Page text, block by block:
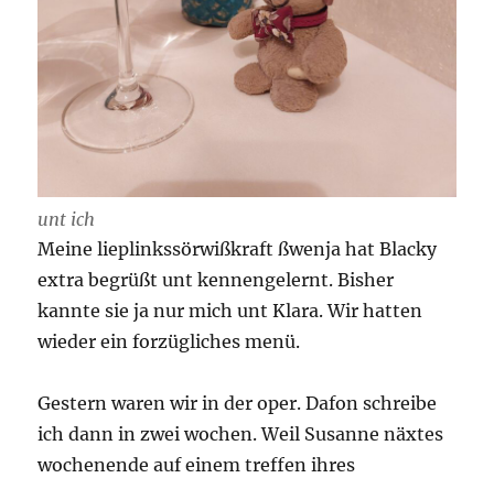
unt ich
Meine lieplinkssörwißkraft ßwenja hat Blacky
extra begrüßt unt kennengelernt. Bisher
kannte sie ja nur mich unt Klara. Wir hatten
wieder ein forzügliches menü.
Gestern waren wir in der oper. Dafon schreibe
ich dann in zwei wochen. Weil Susanne näxtes
wochenende auf einem treffen ihres